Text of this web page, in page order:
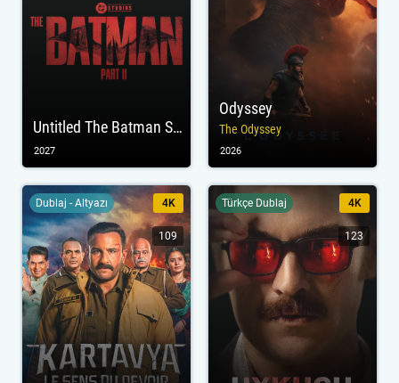
Untitled The Batman Sequel
2027
Odyssey
The Odyssey
2026
Dublaj - Altyazı 4K
109
Türkçe Dublaj 4K
123